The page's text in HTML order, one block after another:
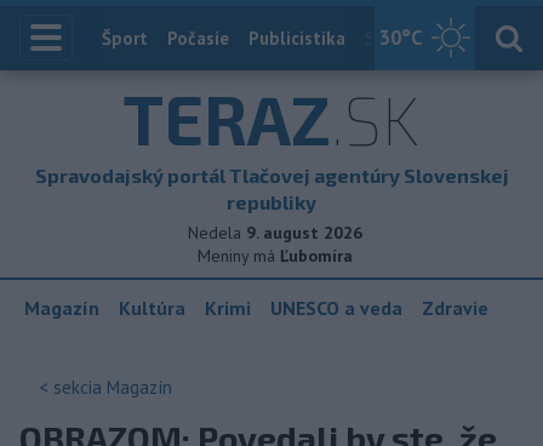
30°C
Index
Šport Počasie Publicistika Slovensko
TERAZ.SK
Spravodajský portál Tlačovej agentúry Slovenskej
republiky
Nedela 9. august 2026
Meniny má Ľubomíra
Magazín Kultúra Krimi UNESCO a veda Zdravie
< sekcia Magazín
OBRAZOM: Povedali by ste, že